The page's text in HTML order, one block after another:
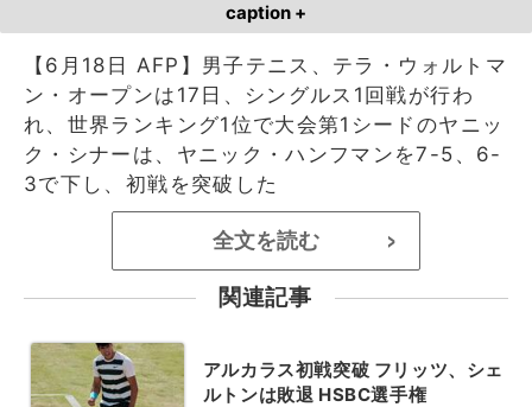
caption +
【6月18日 AFP】男子テニス、テラ・ウォルトマ
ン・オープンは17日、シングルス1回戦が行わ
れ、世界ランキング1位で大会第1シードのヤニッ
ク・シナーは、ヤニック・ハンフマンを7-5、6-
3で下し、初戦を突破した
全文を読む >
関連記事
アルカラス初戦突破 フリッツ、シェ
ルトンは敗退 HSBC選手権